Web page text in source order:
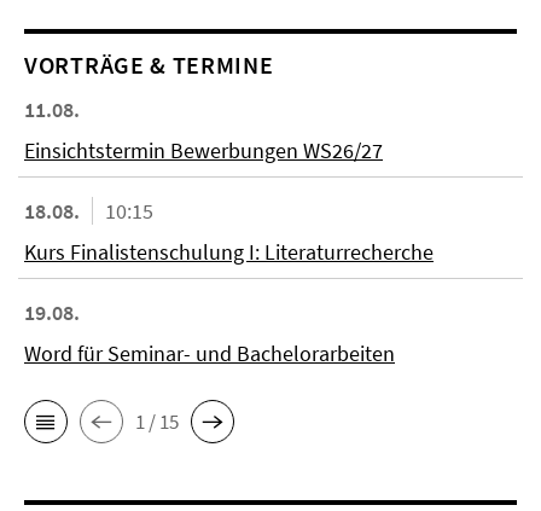
VORTRÄGE & TERMINE
11.08.
Einsichtstermin Bewerbungen WS26/27
18.08.
10:15
Kurs Finalistenschulung I: Literaturrecherche
19.08.
Word für Seminar- und Bachelorarbeiten
1 / 15